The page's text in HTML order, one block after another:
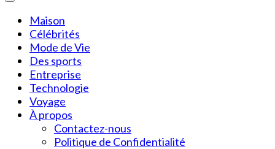
Maison
Célébrités
Mode de Vie
Des sports
Entreprise
Technologie
Voyage
À propos
Contactez-nous
Politique de Confidentialité